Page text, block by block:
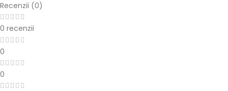
Recenzii (0)
0 recenzii
0
0